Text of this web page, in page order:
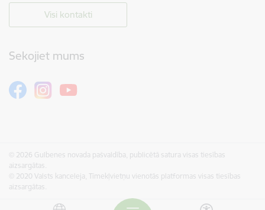
Visi kontakti
Sekojiet mums
© 2026 Gulbenes novada pašvaldība, publicētā satura visas tiesības
aizsargātas.
© 2020 Valsts kanceleja, Tīmekļvietņu vienotās platformas visas tiesības
aizsargātas.